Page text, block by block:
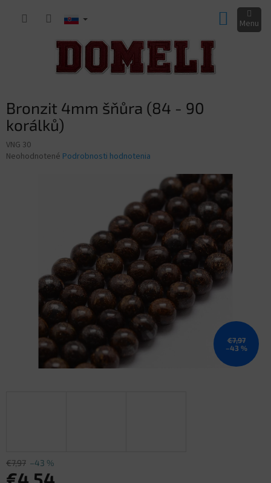
KOŠÍK
Bronzit 4mm šňůra (84 - 90
korálků)
VNG 30
Priemerné
Neohodnotené Podrobnosti hodnotenia
€7,97
–43 %
€7,97 –43 %